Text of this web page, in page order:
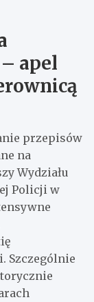
apel
przepisów
na
Wydziału
Policji w
Szczególnie